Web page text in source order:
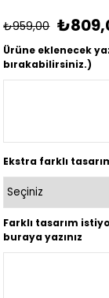
₺959,00
Ürüne eklenecek
bırakabilirsiniz.)
Ekstra farklı
Farklı tasarım
buraya yazınız